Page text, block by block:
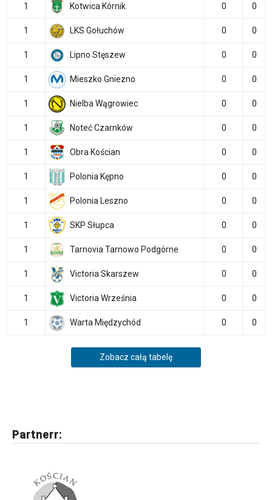
1 Kotwica Kórnik 0 0
1 LKS Gołuchów 0 0
1 Lipno Stęszew 0 0
1 Mieszko Gniezno 0 0
1 Nielba Wągrowiec 0 0
1 Noteć Czarnków 0 0
1 Obra Kościan 0 0
1 Polonia Kępno 0 0
1 Polonia Leszno 0 0
1 SKP Słupca 0 0
1 Tarnovia Tarnowo Podgórne 0 0
1 Victoria Skarszew 0 0
1 Victoria Września 0 0
1 Warta Międzychód 0 0
Zobacz całą tabelę
Partnerr: